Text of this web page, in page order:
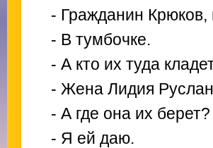
- Гражданин Крюков,
- В тумбочке.
- А кто их туда
- Жена Лидия
- А где она их берет?
- Я ей даю.